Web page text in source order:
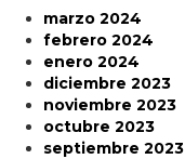
marzo 2024
febrero 2024
enero 2024
diciembre 2023
noviembre 2023
octubre 2023
septiembre 2023